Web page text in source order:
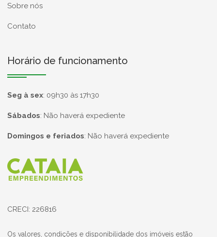
Sobre nós
Contato
Horário de funcionamento
Seg à sex: 09h30 às 17h30
Sábados: Não haverá expediente
Domingos e feriados: Não haverá expediente
Página inicial
CRECI: 226816
Os valores, condições e disponibilidade dos imóveis estão